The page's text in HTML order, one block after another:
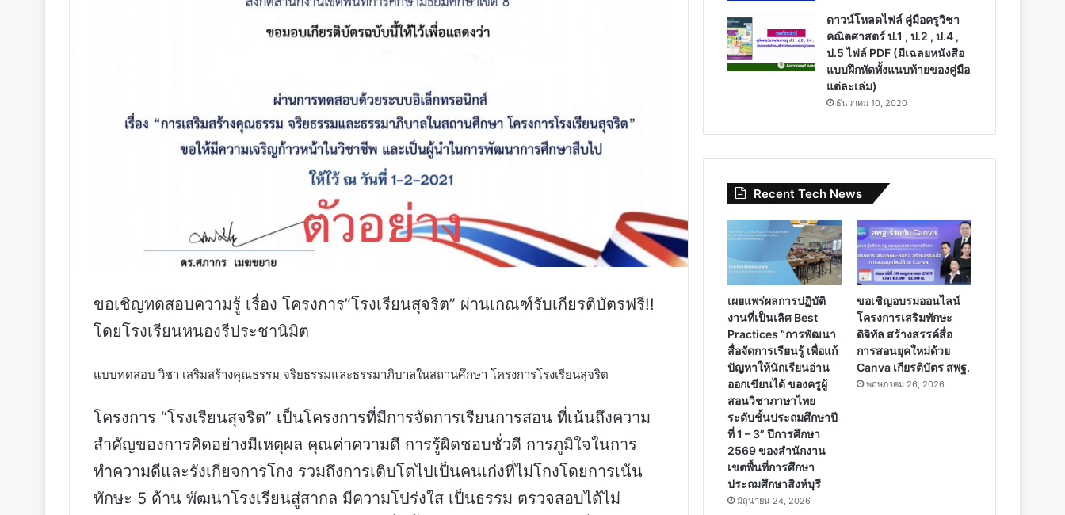
ขอเชิญทดสอบความรู้ เรื่อง โครงการ”โรงเรียนสุจริต” ผ่านเกณฑ์รับเกียรติบัตรฟรี!!
โดยโรงเรียนหนองรีประชานิมิต
แบบทดสอบ วิชา เสริมสร้างคุณธรรม จริยธรรมและธรรมาภิบาลในสถานศึกษา โครงการโรงเรียนสุจริต
โครงการ “โรงเรียนสุจริต” เป็นโครงการที่มีการจัดการเรียนการสอน ที่เน้นถึงความ
สำคัญของการคิดอย่างมีเหตุผล คุณค่าความดี การรู้ผิดชอบชั่วดี การภูมิใจในการ
ทำความดีและรังเกียจการโกง รวมถึงการเติบโตไปเป็นคนเก่งที่ไม่โกงโดยการเน้น
ทักษะ 5 ด้าน พัฒนาโรงเรียนสู่สากล มีความโปร่งใส เป็นธรรม ตรวจสอบได้ไม่
ดาวน์โหลดไฟล์ คู่มือครูวิชา
คณิตศาสตร์ ป.1 , ป.2 , ป.4 ,
ป.5 ไฟล์ PDF (มีเฉลยหนังสือ
แบบฝึกหัดทั้งแนบท้ายของคู่มือ
แต่ละเล่ม)
ธันวาคม 10, 2020
Recent Tech News
เผยแพร่ผลการปฏิบัติ
งานที่เป็นเลิศ Best
Practices “การพัฒนา
สื่อจัดการเรียนรู้ เพื่อแก้
ปัญหาให้นักเรียนอ่าน
ออกเขียนได้ ของครูผู้
สอนวิชาภาษาไทย
ระดับชั้นประถมศึกษาปี
ที่ 1 – 3” ปีการศึกษา
2569 ของสำนักงาน
เขตพื้นที่การศึกษา
ประถมศึกษาสิงห์บุรี
มิถุนายน 24, 2026
ขอเชิญอบรมออนไลน์
โครงการเสริมทักษะ
ดิจิทัล สร้างสรรค์สื่อ
การสอนยุคใหม่ด้วย
Canva เกียรติบัตร สพฐ.
พฤษภาคม 26, 2026